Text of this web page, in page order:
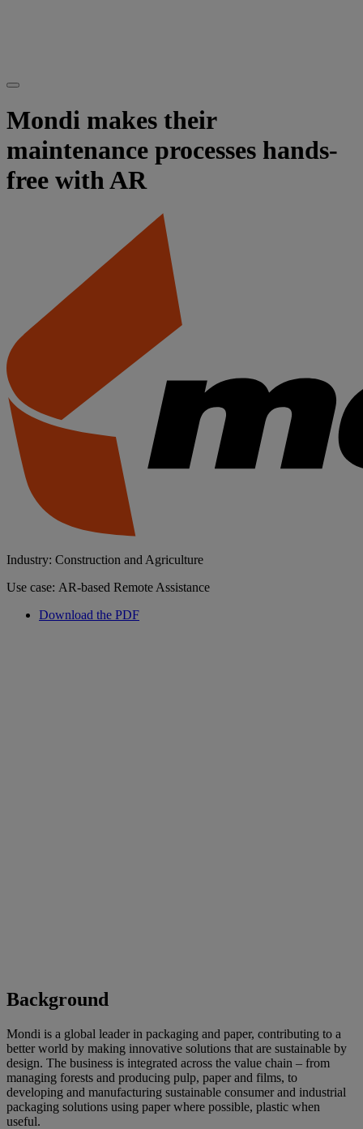
Mondi makes their
maintenance processes hands-
free with AR
Industry: Construction and Agriculture
Use case: AR-based Remote Assistance
Download the PDF
Background
Mondi is a global leader in packaging and paper, contributing to a
better world by making innovative solutions that are sustainable by
design. The business is integrated across the value chain – from
managing forests and producing pulp, paper and films, to
developing and manufacturing sustainable consumer and industrial
packaging solutions using paper where possible, plastic when
useful.